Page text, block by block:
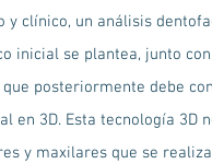
y clínico, un análisis
inicial se plantea, junto
que posteriormente debe
en 3D. Esta tecnología 3D
y maxilares que se